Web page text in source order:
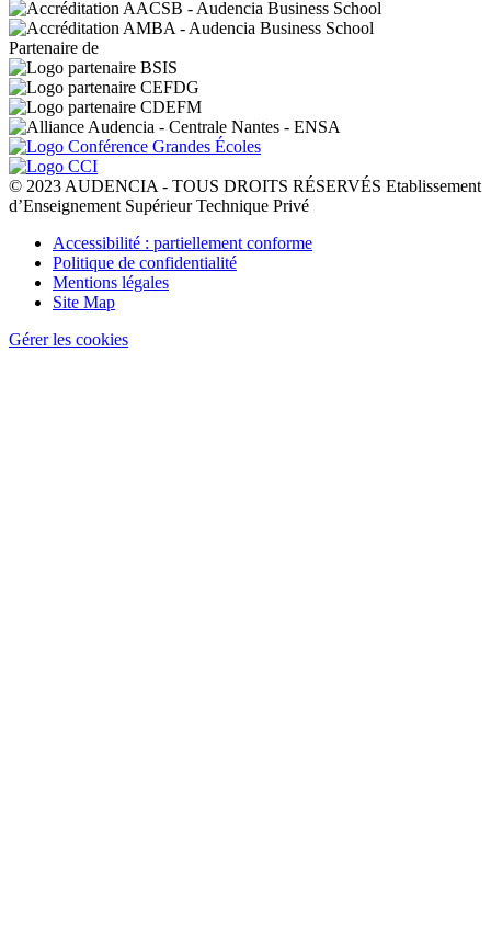
Partenaire de
© 2023 AUDENCIA - TOUS DROITS RÉSERVÉS Etablissement
d’Enseignement Supérieur Technique Privé
Pied
page
Accessibilité : partiellement conforme
Politique de confidentialité
Mentions légales
Site Map
Gérer les cookies